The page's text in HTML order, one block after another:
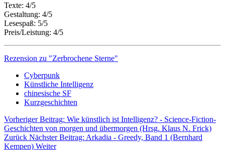
Texte: 4/5
Gestaltung: 4/5
Lesespaß: 5/5
Preis/Leistung: 4/5
Rezension zu "Zerbrochene Sterne"
Cyberpunk
Künstliche Intelligenz
chinesische SF
Kurzgeschichten
Vorheriger Beitrag: Wie künstlich ist Intelligenz? - Science-Fiction-
Geschichten von morgen und übermorgen (Hrsg. Klaus N. Frick)
Zurück Nächster Beitrag: Arkadia - Greedy, Band 1 (Bernhard
Kempen) Weiter